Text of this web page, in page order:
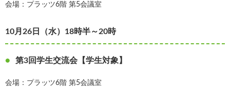
会場：プラッツ6階 第5会議室
10月26日（水）18時半～20時
第3回学生交流会【学生対象】
会場：プラッツ6階 第5会議室